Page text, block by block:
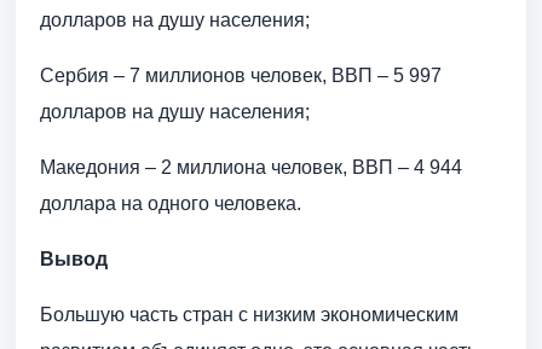
долларов на душу населения;
Сербия – 7 миллионов человек, ВВП – 5 997
долларов на душу населения;
Македония – 2 миллиона человек, ВВП – 4 944
доллара на одного человека.
Вывод
Большую часть стран с низким экономическим